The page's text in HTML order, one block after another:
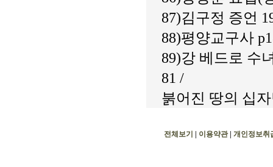
87)김구정 증언
88)평양교구사
89)강 베드로 수
81 /
붉어진 땅의 십
전체보기 이용약관| 개인정보취